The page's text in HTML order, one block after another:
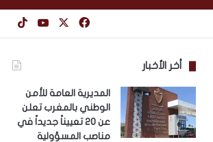
فيسبوك‫YouTube
أخر الأخبار
المديرية العامة للأمن
الوطني بالمغرب تعلن
عن 20 تعييناً جديداً في
مناصب المسؤولية